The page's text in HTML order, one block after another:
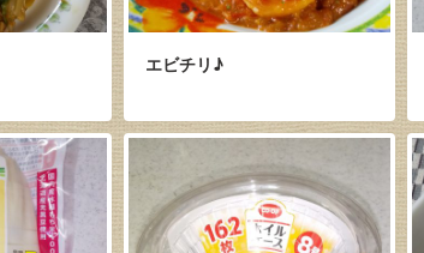
エビチリ♪